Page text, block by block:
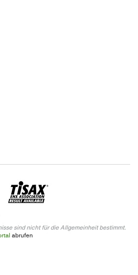
sind nicht für die Allgemeinheit bestimmt.
abrufen